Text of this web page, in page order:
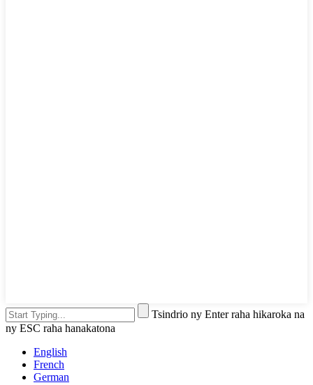
Tsindrio ny Enter raha hikaroka na
ny ESC raha hanakatona
English
French
German